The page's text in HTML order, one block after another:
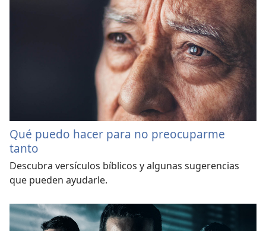
Qué puedo hacer para no preocuparme
tanto
Descubra versículos bíblicos y algunas sugerencias
que pueden ayudarle.